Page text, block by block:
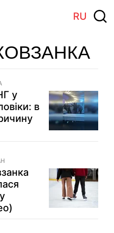
RU
у
в